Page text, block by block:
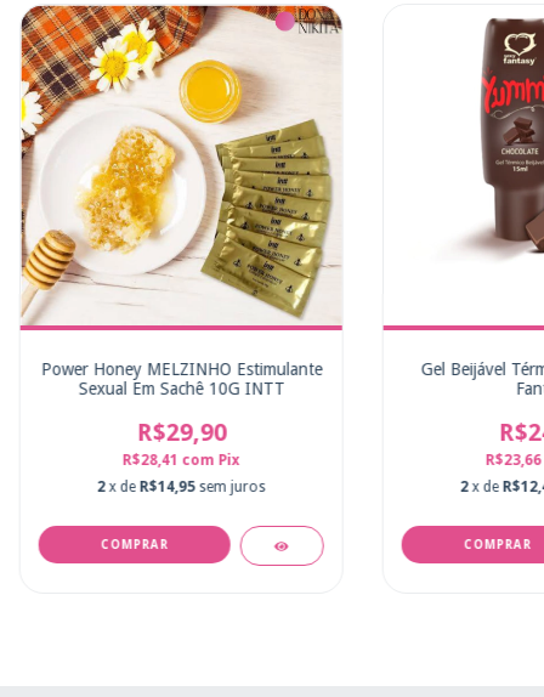
Power Honey MELZINHO Estimulante
Sexual Em Sachê 10G INTT
R$29,90
R$28,41 com Pix
2 x de R$14,95 sem juros
Gel Beijável
R$23,66
2 x de
COMPRAR